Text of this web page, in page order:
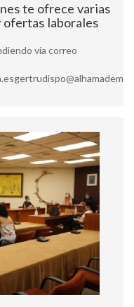
te ofrece varias
laborales
vía correo